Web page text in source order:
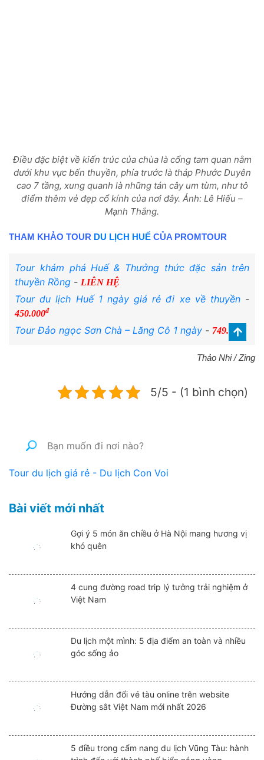
Điều đặc biệt về kiến trúc của chùa là cổng tam quan nằm
dưới khu vực bến thuyền, phía trước là tháp Phước Duyên
cao 7 tầng, xung quanh là những tán cây um tùm, như tô
điểm thêm vẻ đẹp cổ kính của nơi đây. Ảnh: Lê Hiếu –
Mạnh Thắng.
THAM KHẢO TOUR DU LỊCH HUẾ CỦA PROMTOUR
Tour khám phá Huế & Thưởng thức đặc sản trên
thuyền Rồng - LIÊN HỆ
Tour du lịch Huế 1 ngày giá rẻ đi xe về thuyền-
450.000đ
Tour Đảo ngọc Sơn Chà – Lăng Cô 1 ngày - 749.000
Thảo Nhi / Zing
5/5 - (1 bình chọn)
Tour du lịch giá rẻ - Du lịch Con Voi
Bài viết mới nhất
Gợi ý 5 món ăn chiều ở Hà Nội mang hương vị
khó quên
4 cung đường road trip lý tưởng trải nghiệm ở
Việt Nam
Du lịch một mình: 5 địa điểm an toàn và nhiều
góc sống ảo
Hướng dẫn đổi vé tàu online trên website
Đường sắt Việt Nam mới nhất 2026
5 điều trong cẩm nang du lịch Vũng Tàu: hành